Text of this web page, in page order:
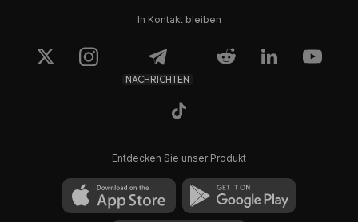
In Kontakt bleiben
NACHRICHTEN
Entdecken Sie unser Produkt